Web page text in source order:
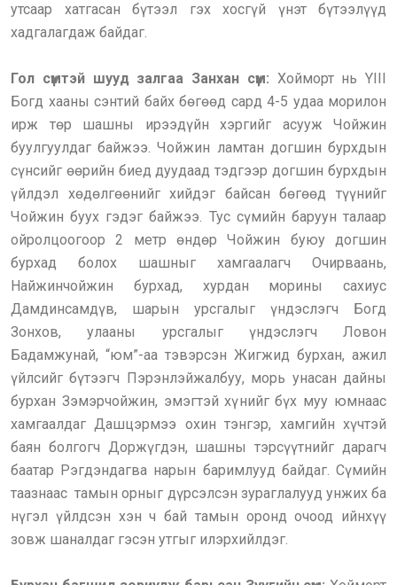
утсаар хатгасан бүтээл гэх хосгүй үнэт бүтээлүүд
хадгалагдаж байдаг.
Гол сүмтэй шууд залгаа Занхан сүм: Хойморт нь YIII
Богд хааны сэнтий байх бөгөөд сард 4-5 удаа морилон
ирж төр шашны ирээдүйн хэргийг асууж Чойжин
буулгуулдаг байжээ. Чойжин ламтан догшин бурхдын
сүнсийг өөрийн биед дуудаад тэдгээр догшин бурхдын
үйлдэл хөдөлгөөнийг хийдэг байсан бөгөөд түүнийг
Чойжин буух гэдэг байжээ. Тус сүмийн баруун талаар
ойролцоогоор 2 метр өндөр Чойжин буюу догшин
бурхад болох шашныг хамгаалагч Очирваань,
Найжинчойжин бурхад, хурдан морины сахиус
Дамдинсамдүв, шарын урсгалыг үндэслэгч Богд
Зонхов, улааны урсгалыг үндэслэгч Ловон
Бадамжунай, “юм”-аа тэвэрсэн Жигжид бурхан, ажил
үйлсийг бүтээгч Пэрэнлэйжалбуу, морь унасан дайны
бурхан Зэмэрчойжин, эмэгтэй хүнийг бүх муу юмнаас
хамгаалдаг Дашцэрмээ охин тэнгэр, хамгийн хүчтэй
баян болгогч Доржүгдэн, шашны тэрсүүтнийг дарагч
баатар Рэгдэндагва нарын баримлууд байдаг. Сүмийн
таазнаас тамын орныг дүрсэлсэн зураглалууд унжих ба
нүгэл үйлдсэн хэн ч бай тамын оронд очоод ийнхүү
зовж шаналдаг гэсэн утгыг илэрхийлдэг.